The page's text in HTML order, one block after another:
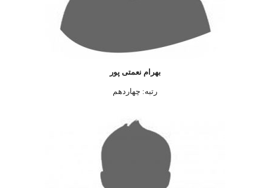
بهرام نعمتی پور
رتبه: چهاردهم